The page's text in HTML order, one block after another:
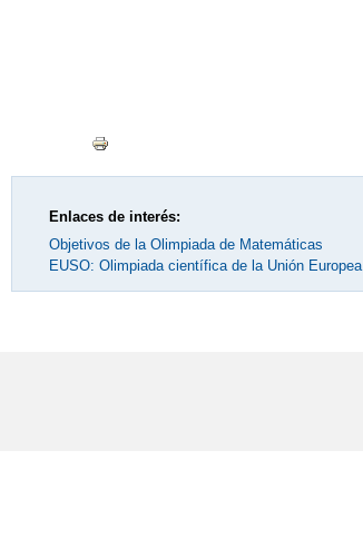
Enlaces de interés:
Objetivos de la Olimpiada de Matemáticas
EUSO: Olimpiada científica de la Unión Europea